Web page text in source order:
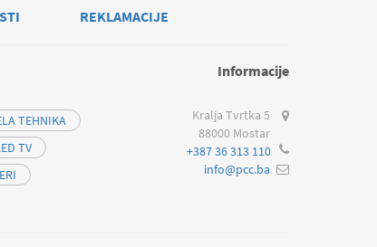
REKLAMACIJE
TEHNIKA
TV
Informacije
Kralja Tvrtka 5
88000 Mostar
+387 36 313 110
info@pcc.ba